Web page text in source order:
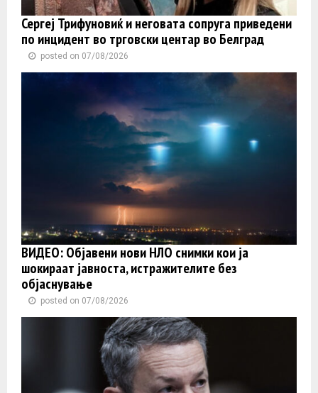
Сергеј Трифуновиќ и неговата сопруга приведени
по инцидент во трговски центар во Белград
posted on 07/08/2026
ВИДЕО: Објавени нови НЛО снимки кои ја
шокираат јавноста, истражителите без
објаснување
posted on 07/08/2026